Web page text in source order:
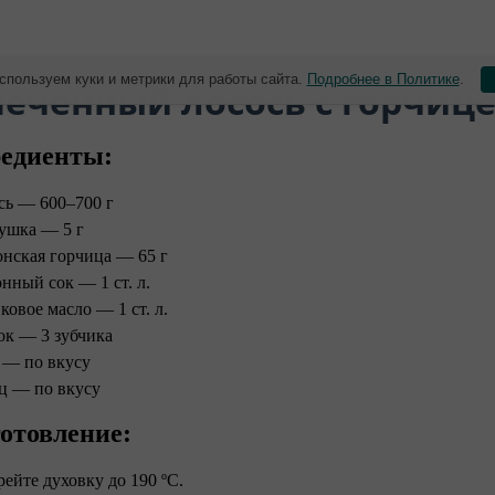
лосось с
— 600–700 г
— 5 г
горчица — 65 г
сок — 1 ст. л.
масло — 1 ст. л.
— 3 зубчика
по вкусу
— по вкусу
духовку до 190 ºC.
куки и метрики для работы сайта. Подробнее в Политике.